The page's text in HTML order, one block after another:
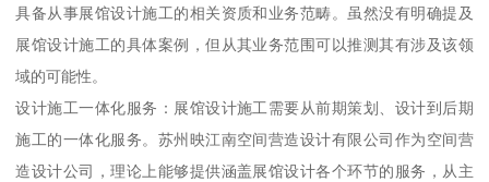
具备从事展馆设计施工的相关资质和业务范畴。虽然没有明确提及
展馆设计施工的具体案例，但从其业务范围可以推测其有涉及该领
域的可能性。
设计施工一体化服务：展馆设计施工需要从前期策划、设计到后期
施工的一体化服务。苏州映江南空间营造设计有限公司作为空间营
造设计公司，理论上能够提供涵盖展馆设计各个环节的服务，从主